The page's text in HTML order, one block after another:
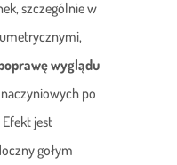
szczególnie w
wyglądu
po
jest
gołym